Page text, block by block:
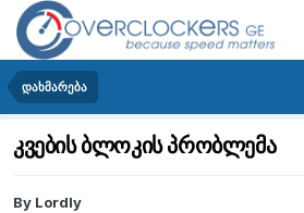
დახმარება
კვების ბლოკის პრობლემა
By Lordly